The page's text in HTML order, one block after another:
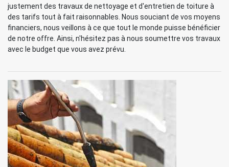
justement des travaux de nettoyage et d'entretien de toiture à
des tarifs tout à fait raisonnables. Nous souciant de vos moyens
financiers, nous veillons à ce que tout le monde puisse bénéficier
de notre offre. Ainsi, n'hésitez pas à nous soumettre vos travaux
avec le budget que vous avez prévu.